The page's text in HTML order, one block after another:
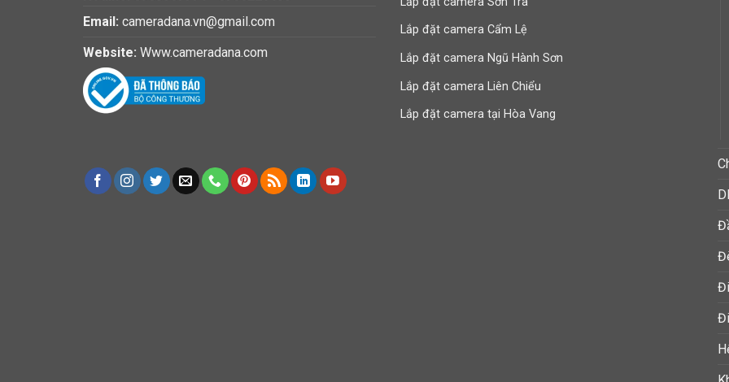
Email: cameradana.vn@gmail.com
Website: Www.cameradana.com
Lắp đặt camera Cẩm Lệ
Lắp đặt camera Ngũ Hành Sơn
Lắp đặt camera Liên Chiểu
Lắp đặt camera tại Hòa Vang